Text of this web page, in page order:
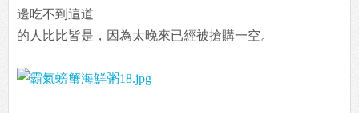
邊吃不到這道
的人比比皆是，因為太晚來已經被搶購一空。